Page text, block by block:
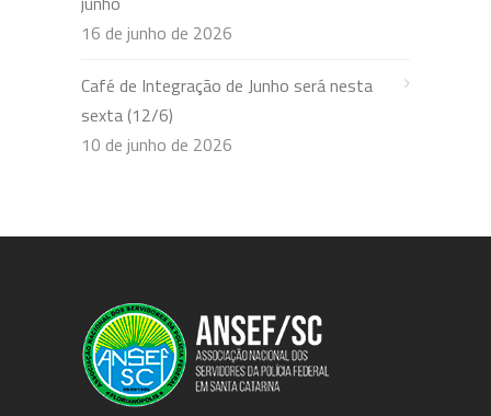
16 de junho de 2026
Café de Integração de Junho será nesta
sexta (12/6)
10 de junho de 2026